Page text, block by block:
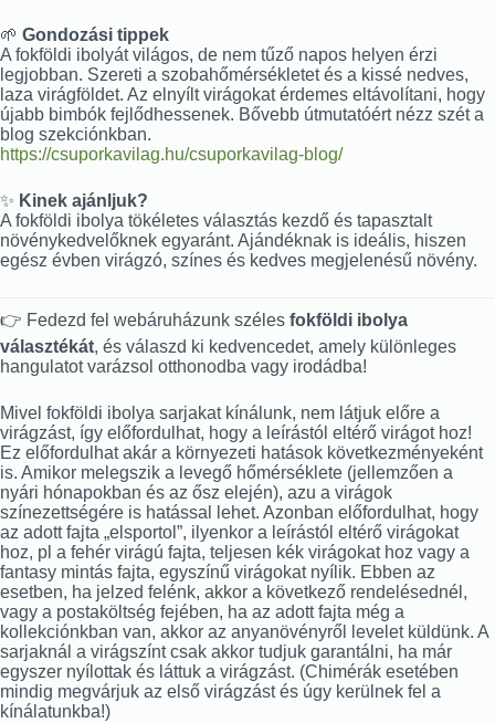
🌱 Gondozási tippek
A fokföldi ibolyát világos, de nem tűző napos helyen érzi
legjobban. Szereti a szobahőmérsékletet és a kissé nedves,
laza virágföldet. Az elnyílt virágokat érdemes eltávolítani, hogy
újabb bimbók fejlődhessenek. Bővebb útmutatóért nézz szét a
blog szekciónkban.
https://csuporkavilag.hu/csuporkavilag-blog/
✨ Kinek ajánljuk?
A fokföldi ibolya tökéletes választás kezdő és tapasztalt
növénykedvelőknek egyaránt. Ajándéknak is ideális, hiszen
egész évben virágzó, színes és kedves megjelenésű növény.
👉 Fedezd fel webáruházunk széles fokföldi ibolya
választékát, és válaszd ki kedvencedet, amely különleges
hangulatot varázsol otthonodba vagy irodádba!
Mivel fokföldi ibolya sarjakat kínálunk, nem látjuk előre a
virágzást, így előfordulhat, hogy a leírástól eltérő virágot hoz!
Ez előfordulhat akár a környezeti hatások következményeként
is. Amikor melegszik a levegő hőmérséklete (jellemzően a
nyári hónapokban és az ősz elején), azu a virágok
színezettségére is hatással lehet. Azonban előfordulhat, hogy
az adott fajta „elsportol”, ilyenkor a leírástól eltérő virágokat
hoz, pl a fehér virágú fajta, teljesen kék virágokat hoz vagy a
fantasy mintás fajta, egyszínű virágokat nyílik. Ebben az
esetben, ha jelzed felénk, akkor a következő rendelésednél,
vagy a postaköltség fejében, ha az adott fajta még a
kollekciónkban van, akkor az anyanövényről levelet küldünk. A
sarjaknál a virágszínt csak akkor tudjuk garantálni, ha már
egyszer nyílottak és láttuk a virágzást. (Chimérák esetében
mindig megvárjuk az első virágzást és úgy kerülnek fel a
kínálatunkba!)